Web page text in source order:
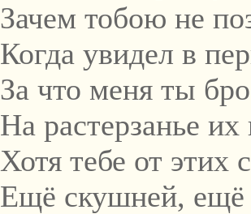
Зачем тобою не
Когда увидел в
За что меня ты
На растерзанье
Хотя тебе от этих
Ещё скушней,